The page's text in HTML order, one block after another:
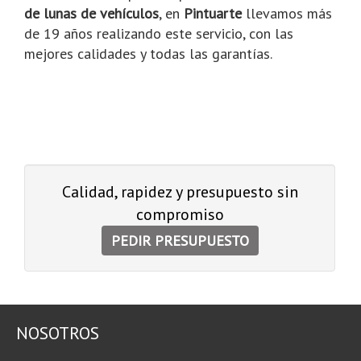
de lunas de vehículos, en Pintuarte llevamos más
de 19 años realizando este servicio, con las
mejores calidades y todas las garantías.
Calidad, rapidez y presupuesto sin
compromiso
PEDIR PRESUPUESTO
NOSOTROS